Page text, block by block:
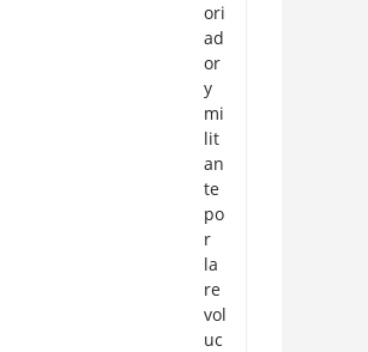
ori
ad
or
y
mi
lit
an
te
po
r
la
re
vol
uc